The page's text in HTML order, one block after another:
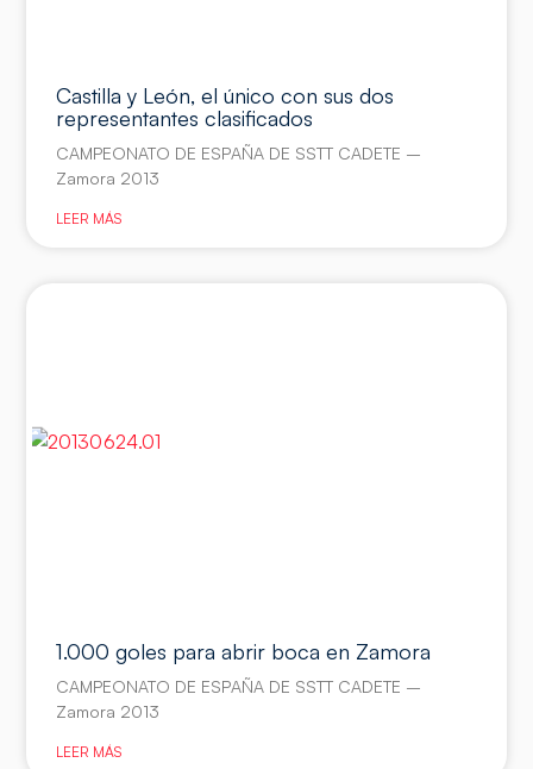
Castilla y León, el único con sus dos
representantes clasificados
CAMPEONATO DE ESPAÑA DE SSTT CADETE –
Zamora 2013
LEER MÁS
1.000 goles para abrir boca en Zamora
CAMPEONATO DE ESPAÑA DE SSTT CADETE –
Zamora 2013
LEER MÁS